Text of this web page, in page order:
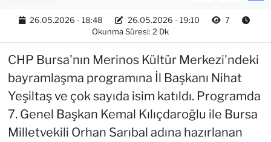
26.05.2026 - 18:48 26.05.2026 - 19:10
7
Okunma Süresi: 2 Dk
CHP Bursa'nın Merinos Kültür Merkezi'ndeki
bayramlaşma programına İl Başkanı Nihat
Yeşiltaş ve çok sayıda isim katıldı. Programda
7. Genel Başkan Kemal Kılıçdaroğlu ile Bursa
Milletvekili Orhan Sarıbal adına hazırlanan